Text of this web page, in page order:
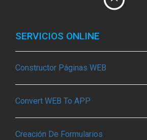
SERVICIOS ONLINE
Constructor Páginas WEB
Convert WEB To APP
Creación De Formularios